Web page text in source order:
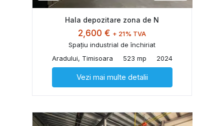
Hala depozitare zona de N
2,600 € + 21% TVA
Spațiu industrial de închiriat
Aradului, Timisoara
523 mp 2024
Vezi mai multe detalii